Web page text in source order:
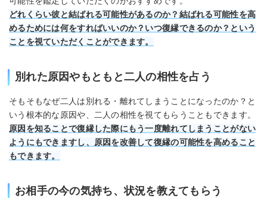
どれくらい彼と結ばれる可能性があるのか？結ばれる可能性を高
めるためには何をすればいいのか？いつ復縁できるのか？という
ことを視ていただくことができます。
別れた原因やもともと二人の相性を占う
そもそもなぜ二人は別れる・離れてしまうことになったのか？と
いう根本的な原因や、二人の相性を視てもらうこともできます。
原因を知ることで復縁した際にもう一度離れてしまうことがない
ようにもできますし、原因を改善して復縁の可能性を高めること
もできます。
お相手の今の気持ち、状況を教えてもらう